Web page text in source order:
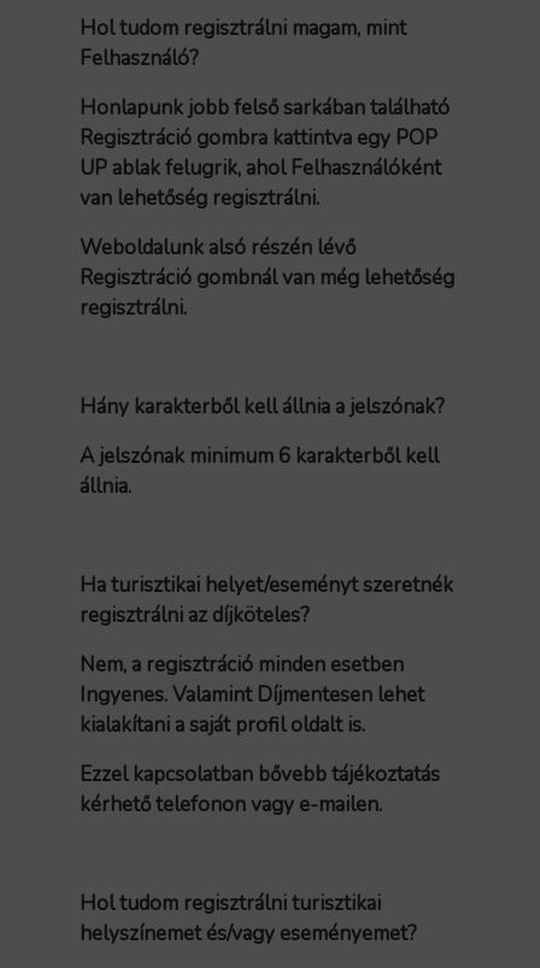
Hol tudom regisztrálni magam, mint
Felhasználó?
Honlapunk jobb felső sarkában található
Regisztráció gombra kattintva egy POP
UP ablak felugrik, ahol Felhasználóként
van lehetőség regisztrálni.
Weboldalunk alsó részén lévő
Regisztráció gombnál van még lehetőség
regisztrálni.
Hány karakterből kell állnia a jelszónak?
A jelszónak minimum 6 karakterből kell
állnia.
Ha turisztikai helyet/eseményt szeretnék
regisztrálni az díjköteles?
Nem, a regisztráció minden esetben
Ingyenes. Valamint Díjmentesen lehet
kialakítani a saját profil oldalt is.
Ezzel kapcsolatban bővebb tájékoztatás
kérhető telefonon vagy e-mailen.
Hol tudom regisztrálni turisztikai
helyszínemet és/vagy eseményemet?